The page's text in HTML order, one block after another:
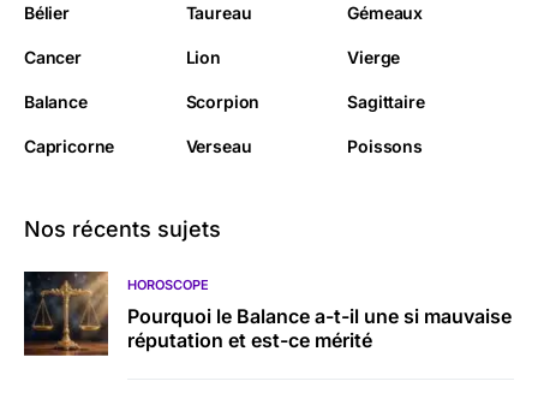
Bélier Taureau Gémeaux
Cancer Lion Vierge
Balance Scorpion Sagittaire
Capricorne Verseau Poissons
Nos récents sujets
HOROSCOPE
Pourquoi le Balance a-t-il une si mauvaise
réputation et est-ce mérité